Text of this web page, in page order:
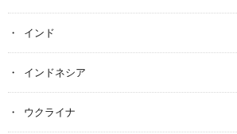
インド
インドネシア
ウクライナ